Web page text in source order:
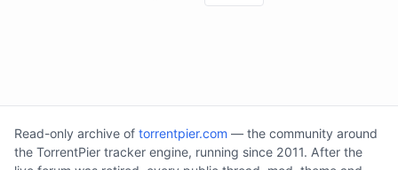
Read-only archive of torrentpier.com — the community around
the TorrentPier tracker engine, running since 2011. After the